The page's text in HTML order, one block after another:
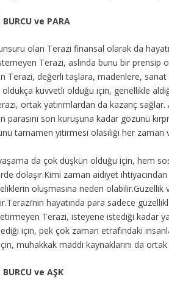
BURCU ve PARA
olan Terazi finansal olarak da
Terazi, aslında bunu bir prensip
Terazi, değerli taşlara, madenlere, sanat
oldukça kuvvetli olduğu için, genellikle
ortak yatırımlardan da kazanç
parasını son kuruşuna kadar gözünü
tamamen yitirmesi olasılığı her zaman
da çok düşkün olduğu için, hem
dolaşır.Kimi zaman aidiyet
oluşmasına neden olabilir.Güzellik
hayatında para sadece
Terazi, isteyene istediği kadar
için, pek çok zaman etrafındaki
muhakkak maddi kaynaklarını da
BURCU ve AŞK